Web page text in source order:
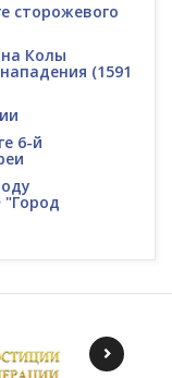
сторожевого
Колы
(1591
6-й
"Город